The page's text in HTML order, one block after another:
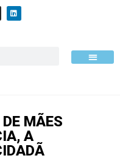
MÃES
A